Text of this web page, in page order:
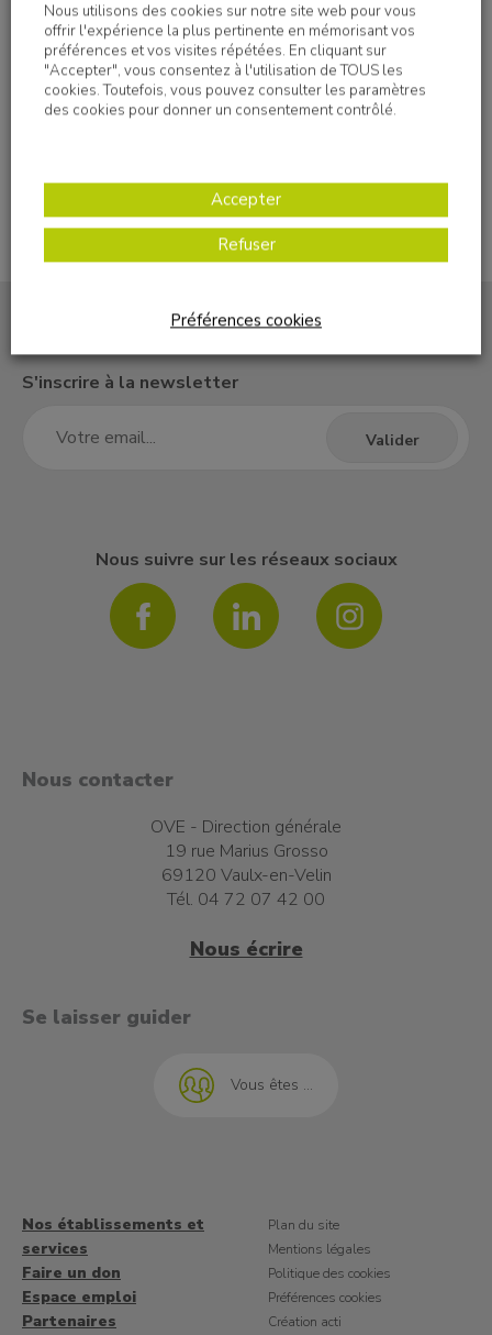
Imprimer
S'inscrire à la newsletter
Nous suivre sur les réseaux sociaux
Nous contacter
OVE - Direction générale
19 rue Marius Grosso
69120 Vaulx-en-Velin
Tél. 04 72 07 42 00
Nous écrire
Nos établissements et
services
Faire un don
Espace emploi
Partenaires
Plan du site
Mentions légales
Politique des cookies
Préférences cookies
Création acti
Se laisser guider
Vous êtes ...
Nous utilisons des cookies sur notre site web pour vous
offrir l'expérience la plus pertinente en mémorisant vos
préférences et vos visites répétées. En cliquant sur
"Accepter", vous consentez à l'utilisation de TOUS les
cookies. Toutefois, vous pouvez consulter les paramètres
des cookies pour donner un consentement contrôlé.
Accepter
Refuser
Préférences cookies